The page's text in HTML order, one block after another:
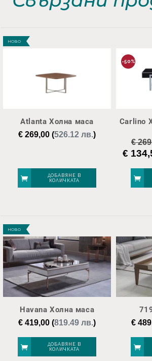
НОВО
Atlanta Холна маса
€ 269,00 (526.12 лв.)
ДОБАВЯНЕ В
КОЛИЧКАТА
-50%
Carlino
€
Original
was:
€
€
НОВО
Havana Холна маса
€ 419,00 (819.49 лв.)
ДОБАВЯНЕ В
КОЛИЧКАТА
€